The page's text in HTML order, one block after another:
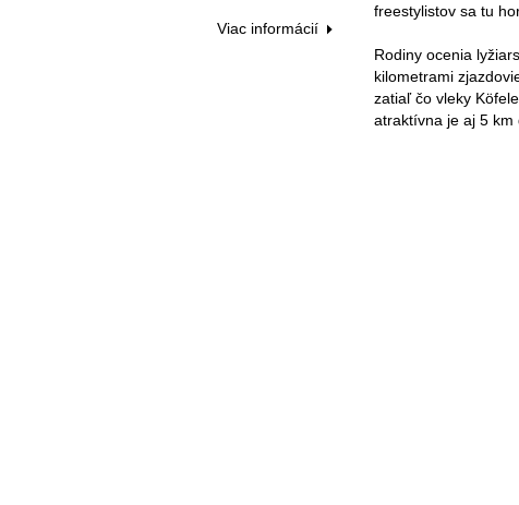
Viac informácií
freestylistov sa tu
Rodiny ocenia
kilometrami
zatiaľ čo vleky
atraktívna je aj 5 km